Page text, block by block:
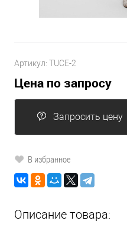
Артикул: TUCE-2
Цена по запросу
Запросить цену
В избранное
Описание товара: